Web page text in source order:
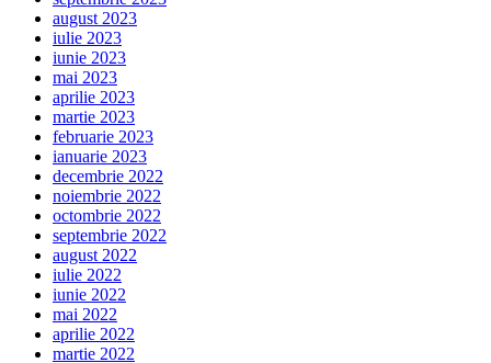
august 2023
iulie 2023
iunie 2023
mai 2023
aprilie 2023
martie 2023
februarie 2023
ianuarie 2023
decembrie 2022
noiembrie 2022
octombrie 2022
septembrie 2022
august 2022
iulie 2022
iunie 2022
mai 2022
aprilie 2022
martie 2022